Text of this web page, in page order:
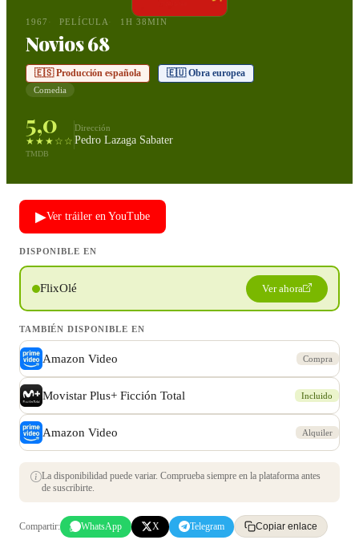
1967 PELÍCULA 1H 38MIN
Novios 68
🇪🇸 Producción española 🇪🇺 Obra europea
Comedia
5,0
★★★☆☆
TMDB
Dirección
Pedro Lazaga Sabater
▶Ver tráiler en YouTube
DISPONIBLE EN
FlixOlé Ver ahora
TAMBIÉN DISPONIBLE EN
Amazon Video Compra
Movistar Plus+ Ficción Total Incluido
Amazon Video Alquiler
La disponibilidad puede variar. Comprueba siempre en la plataforma antes
de suscribirte.
Compartir: WhatsApp X Telegram Copiar enlace